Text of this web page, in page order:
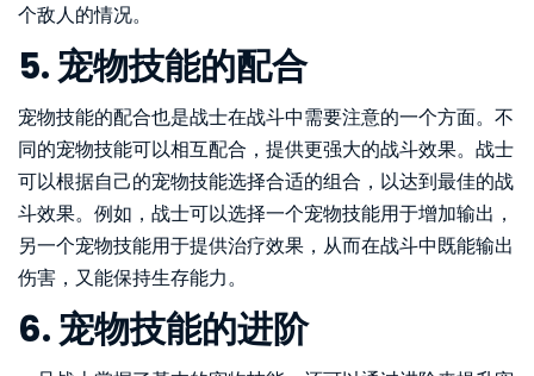
个敌人的情况。
5. 宠物技能的配合
宠物技能的配合也是战士在战斗中需要注意的一个方面。不
同的宠物技能可以相互配合，提供更强大的战斗效果。战士
可以根据自己的宠物技能选择合适的组合，以达到最佳的战
斗效果。例如，战士可以选择一个宠物技能用于增加输出，
另一个宠物技能用于提供治疗效果，从而在战斗中既能输出
伤害，又能保持生存能力。
6. 宠物技能的进阶